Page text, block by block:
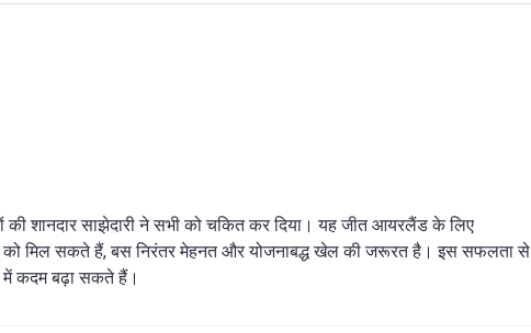
की शानदार साझेदारी ने सभी को चकित कर दिया। यह जीत आयरलैंड के लिए
को मिल सकते हैं, बस निरंतर मेहनत और योजनाबद्ध खेल की जरूरत है। इस सफलता से
में कदम बढ़ा सकते हैं।